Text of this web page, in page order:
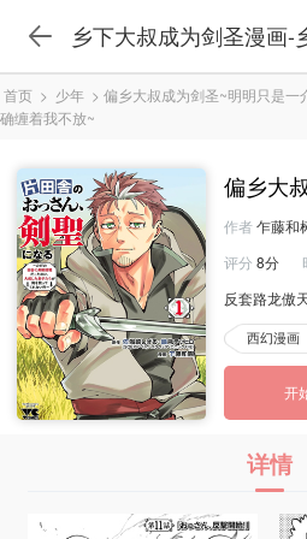
乡下大叔成为剑圣漫画
首页 > 少年 > 偏乡大叔成为剑圣~明明只是
确缠着我不放~
偏乡大
作者 乍藤和
评分 8分
反套路龙傲
西幻漫画
开
详情